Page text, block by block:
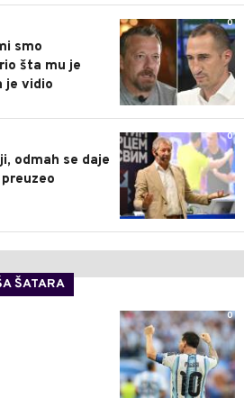
0
smo
šta mu je
je vidio
0
odmah se daje
ŠATARA
0